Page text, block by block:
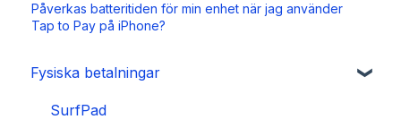
Påverkas batteritiden för min enhet när jag använder
Tap to Pay på iPhone?
Fysiska betalningar
SurfPad